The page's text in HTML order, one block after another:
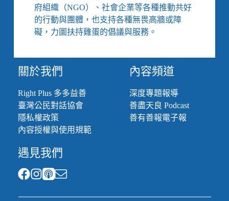
府組織（NGO）、社會企業等各種推動共好
的行動與團體，也支持各種無畏高牆或障
礙，力圖扶持雞蛋的倡議與服務。
關於我們
Right Plus 多多益善
臺灣公民對話協會
隱私權政策
內容授權與使用規範
內容頻道
深度專題報導
善盡天良 Podcast
善有善報電子報
遇見我們